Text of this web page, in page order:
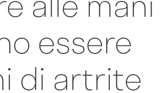
essere
di artrite